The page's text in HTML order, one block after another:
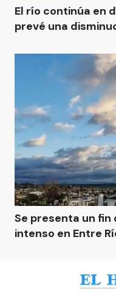
El río continúa en
prevé una
Se presenta un
intenso en Entre